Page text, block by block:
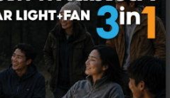
KYORITSU DIGITAL MULTIFUNCTIO
N TESTER
71,214.95 ฿
64,747.66 ฿